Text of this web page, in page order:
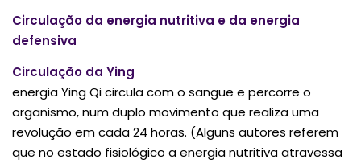
Circulação da energia nutritiva e da energia
defensiva
Circulação da Ying
energia Ying Qi circula com o sangue e percorre o
organismo, num duplo movimento que realiza uma
revolução em cada 24 horas. (Alguns autores referem
que no estado fisiológico a energia nutritiva atravessa